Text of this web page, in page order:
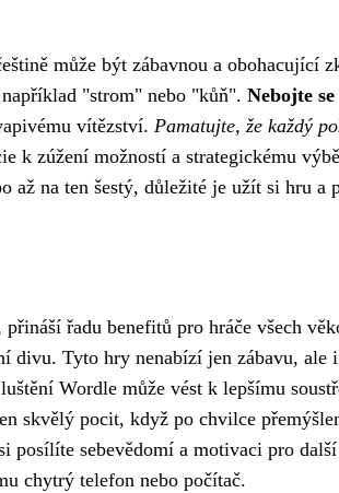
může být zábavnou a obohacující
"strom" nebo "kůň". Nebojte
vítězství. Pamatujte, že každý
k zúžení možností a strategickému
až na ten šestý, důležité je užít si hru a
řadu benefitů pro hráče všech
divu. Tyto hry nenabízí jen zábavu,
Wordle může vést k lepšímu
skvělý pocit, když po chvilce
posílíte sebevědomí a motivaci pro
chytrý telefon nebo počítač.